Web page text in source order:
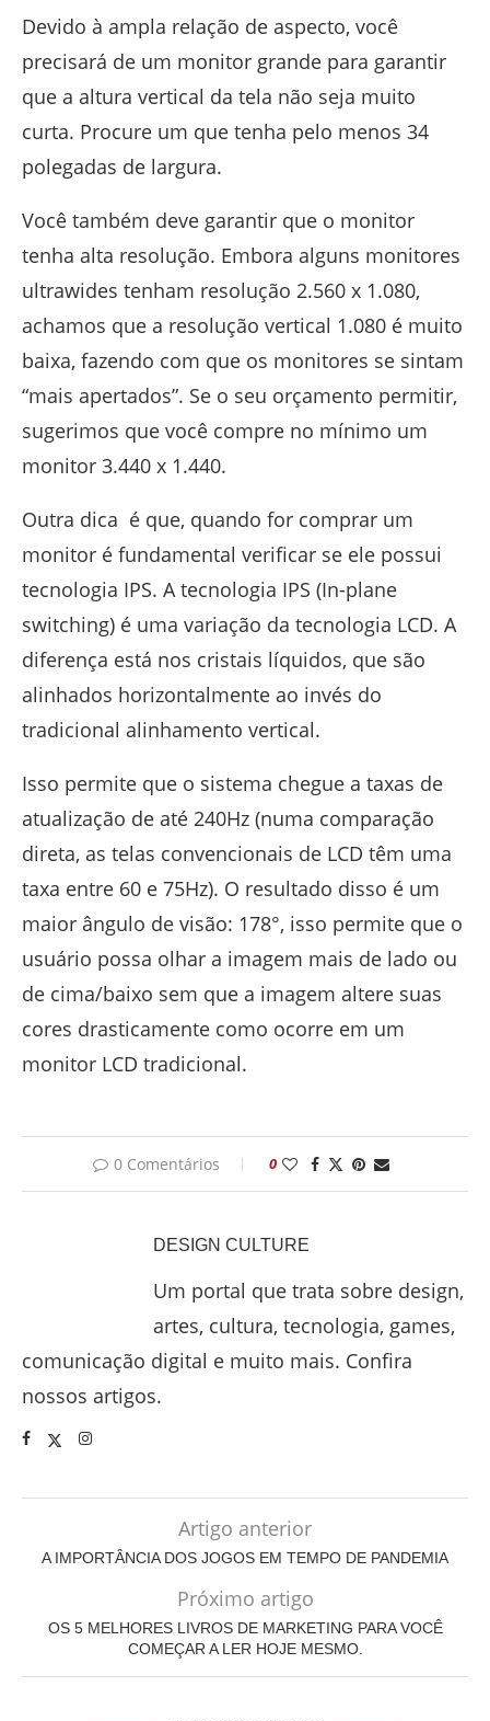
Devido à ampla relação de aspecto, você
precisará de um monitor grande para garantir
que a altura vertical da tela não seja muito
curta. Procure um que tenha pelo menos 34
polegadas de largura.
Você também deve garantir que o monitor
tenha alta resolução. Embora alguns monitores
ultrawides tenham resolução 2.560 x 1.080,
achamos que a resolução vertical 1.080 é muito
baixa, fazendo com que os monitores se sintam
“mais apertados”. Se o seu orçamento permitir,
sugerimos que você compre no mínimo um
monitor 3.440 x 1.440.
Outra dica é que, quando for comprar um
monitor é fundamental verificar se ele possui
tecnologia IPS. A tecnologia IPS (In-plane
switching) é uma variação da tecnologia LCD. A
diferença está nos cristais líquidos, que são
alinhados horizontalmente ao invés do
tradicional alinhamento vertical.
Isso permite que o sistema chegue a taxas de
atualização de até 240Hz (numa comparação
direta, as telas convencionais de LCD têm uma
taxa entre 60 e 75Hz). O resultado disso é um
maior ângulo de visão: 178°, isso permite que o
usuário possa olhar a imagem mais de lado ou
de cima/baixo sem que a imagem altere suas
cores drasticamente como ocorre em um
monitor LCD tradicional.
0 Comentários 0
DESIGN CULTURE
Um portal que trata sobre design,
artes, cultura, tecnologia, games,
comunicação digital e muito mais. Confira
nossos artigos.
Artigo anterior
A IMPORTÂNCIA DOS JOGOS EM TEMPO DE PANDEMIA
Próximo artigo
OS 5 MELHORES LIVROS DE MARKETING PARA VOCÊ
COMEÇAR A LER HOJE MESMO.